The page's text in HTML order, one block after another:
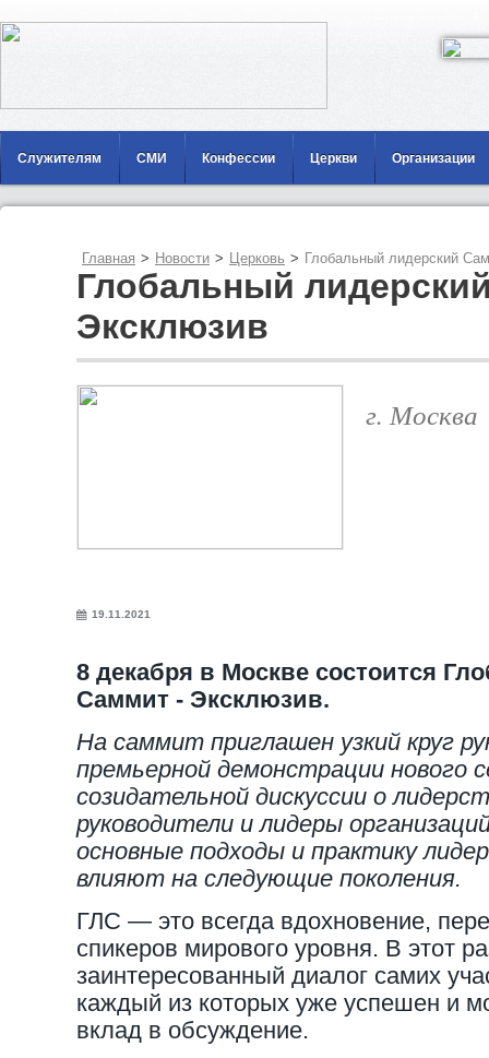
Служителям СМИ Конфессии Церкви Организации
Главная > Новости > Церковь > Глобальный лидерский
Глобальный
Эксклюзив
г. Москва
19.11.2021
8 декабря в Москве состоится
Саммит - Эксклюзив.
На саммит приглашен узкий круг
премьерной демонстрации нового
созидательной дискуссии о
руководители и лидеры
основные подходы и практику
влияют на следующие поколения.
ГЛС — это всегда вдохновение,
спикеров мирового уровня. В этот
заинтересованный диалог самих
каждый из которых уже успешен и
вклад в обсуждение.